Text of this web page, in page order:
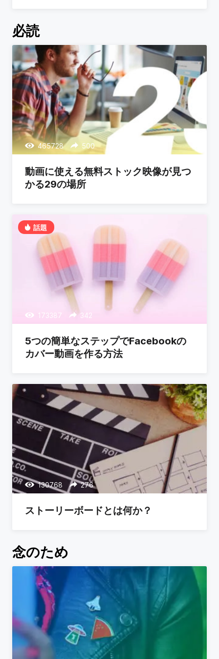
必読
465728 500
動画に使える無料ストック映像が見つ
かる29の場所
話題
173387 342
5つの簡単なステップでFacebookの
カバー動画を作る方法
130768 276
ストーリーボードとは何か？
念のため